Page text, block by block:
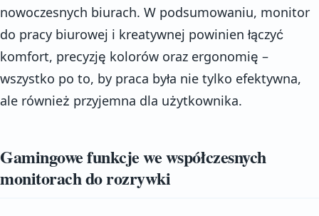
nowoczesnych biurach. W podsumowaniu, monitor
do pracy biurowej i kreatywnej powinien łączyć
komfort, precyzję kolorów oraz ergonomię –
wszystko po to, by praca była nie tylko efektywna,
ale również przyjemna dla użytkownika.
Gamingowe funkcje we współczesnych
monitorach do rozrywki